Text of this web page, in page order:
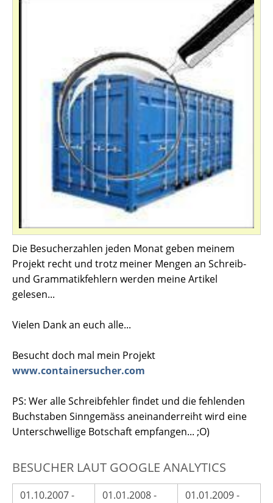
Die Besucherzahlen jeden Monat geben meinem
Projekt recht und trotz meiner Mengen an Schreib-
und Grammatikfehlern werden meine Artikel
gelesen...
Vielen Dank an euch alle...
Besucht doch mal mein Projekt
www.containersucher.com
PS: Wer alle Schreibfehler findet und die fehlenden
Buchstaben Sinngemäss aneinanderreiht wird eine
Unterschwellige Botschaft empfangen... ;O)
BESUCHER LAUT GOOGLE ANALYTICS
01.10.2007 -
01.01.2008 -
01.01.2009 -